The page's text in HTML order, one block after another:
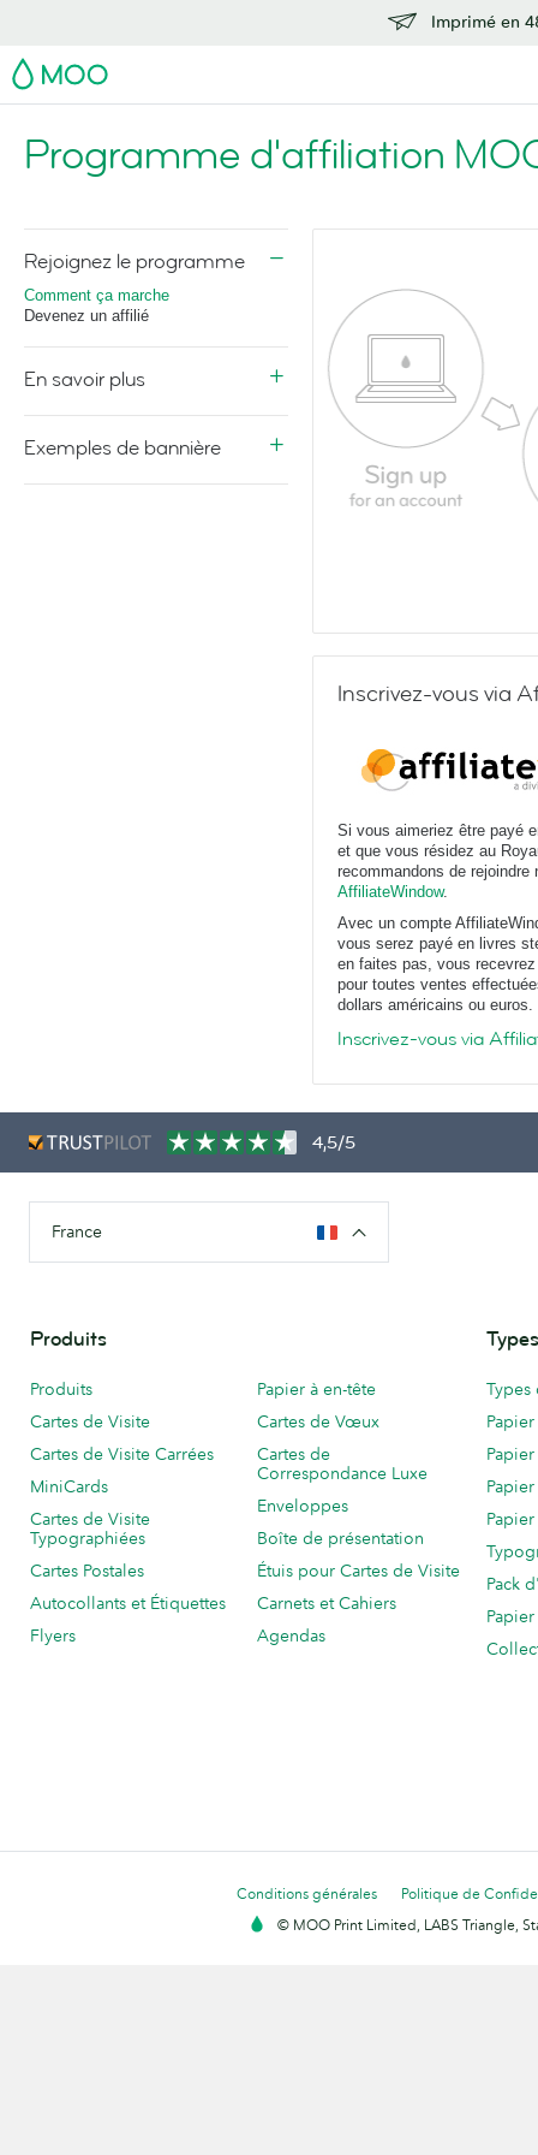
Imprimé en
MOO
Programme d'affiliation
Rejoignez le programme
Comment ça marche
Devenez un affilié
En savoir plus
Exemples de bannière
Inscrivez-vous via
Si vous aimeriez être payé
et que vous résidez au
recommandons de rejoindre
AffiliateWindow.
Avec un compte
vous serez payé en livres
en faites pas, vous
pour toutes ventes
dollars américains ou euros.
Inscrivez-vous via
4,5/5
France
Produits
Produits
Cartes de Visite
Cartes de Visite Carrées
MiniCards
Cartes de Visite
Typographiées
Cartes Postales
Autocollants et Étiquettes
Flyers
Papier à en-tête
Cartes de Vœux
Cartes de
Correspondance Luxe
Enveloppes
Boîte de présentation
Étuis pour Cartes de Visite
Carnets et Cahiers
Agendas
Pack
Conditions générales
Politique de
© MOO Print Limited, LABS Triangle,